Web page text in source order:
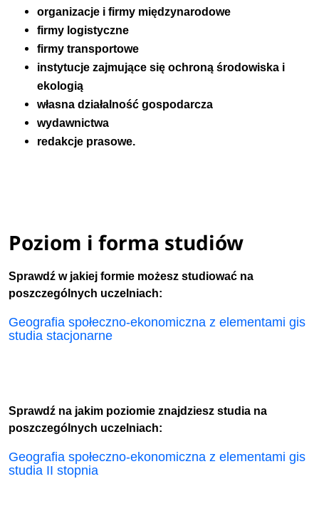
organizacje i firmy międzynarodowe
firmy logistyczne
firmy transportowe
instytucje zajmujące się ochroną środowiska i
ekologią
własna działalność gospodarcza
wydawnictwa
redakcje prasowe.
Poziom i forma studiów
Sprawdź w jakiej formie możesz studiować na
poszczególnych uczelniach:
Geografia społeczno-ekonomiczna z elementami gis
studia stacjonarne
Sprawdź na jakim poziomie znajdziesz studia na
poszczególnych uczelniach:
Geografia społeczno-ekonomiczna z elementami gis
studia II stopnia